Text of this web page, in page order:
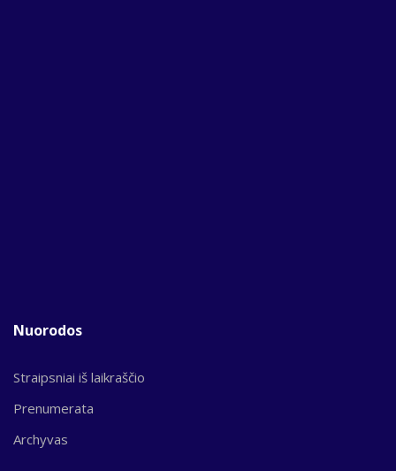
Nuorodos
Straipsniai iš laikraščio
Prenumerata
Archyvas